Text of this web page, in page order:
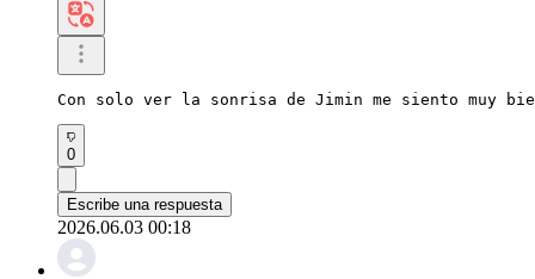
Con solo ver la sonrisa de Jimin me siento muy
0
Escribe una respuesta
2026.06.03 00:18